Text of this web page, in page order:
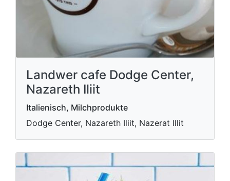
Landwer cafe Dodge Center,
Nazareth Iliit
Italienisch, Milchprodukte
Dodge Center, Nazareth Iliit, Nazerat Illit